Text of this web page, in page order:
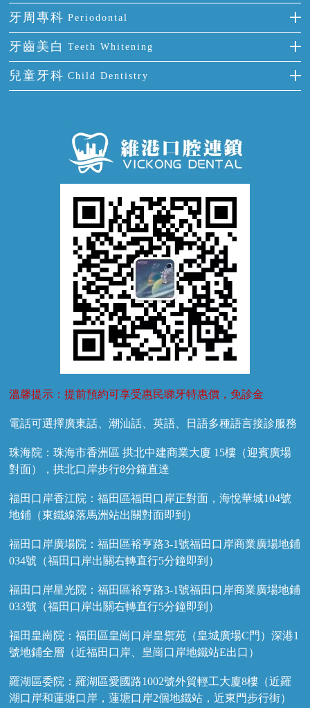
全口缺失
牙齒稀疏
氟斑牙
四環素牙
活動假牙
牙貼面
智齒
根管治療
拔牙
牙痛
正確刷牙
全國愛牙日
預防牙病
牙科通識
牙周專科 Periodontal
牙周炎
牙齦出血
牙齦炎
牙齦萎縮
牙齒美白 Teeth Whitening
冷光美白
兒童牙科 Child Dentistry
溫馨提示：提前預約可享受惠民睇牙特惠價，免診金
電話可選擇廣東話、潮汕話、英語、日語多種語言接診服務
珠海院：珠海市香洲區 拱北中建商業大廈 15樓（迎賓廣場
對面），拱北口岸步行8分鐘直達
福田口岸香江院：福田區福田口岸正對面，海悅華城104號
地鋪（東鐵線落馬洲站出關對面即到）
福田口岸廣場院：福田區裕亨路3-1號福田口岸商業廣場地鋪
034號（福田口岸出關右轉直行5分鐘即到）
福田口岸星光院：福田區裕亨路3-1號福田口岸商業廣場地鋪
033號（福田口岸出關右轉直行5分鐘即到）
福田皇崗院：福田區皇崗口岸皇禦苑（皇城廣場C門）深港1
號地鋪全層（近福田口岸、皇崗口岸地鐵站E出口）
羅湖區委院：羅湖區愛國路1002號外貿輕工大廈8樓（近羅
湖口岸和蓮塘口岸，蓮塘口岸2個地鐵站，近東門步行街）